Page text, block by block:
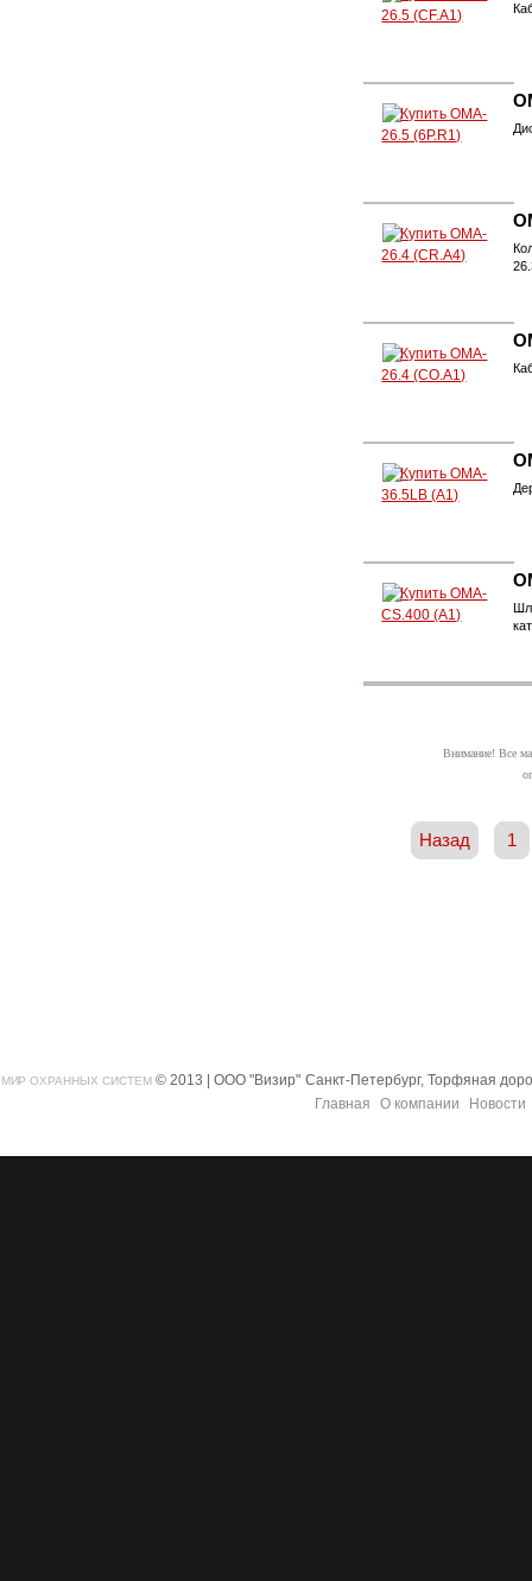
Внимание! Все
Назад 1
Санкт-Петербург, Торфяная
Главная
О компании Новости
МИР ОХРАННЫХ СИСТЕМ © 2013 | ООО "Визир"